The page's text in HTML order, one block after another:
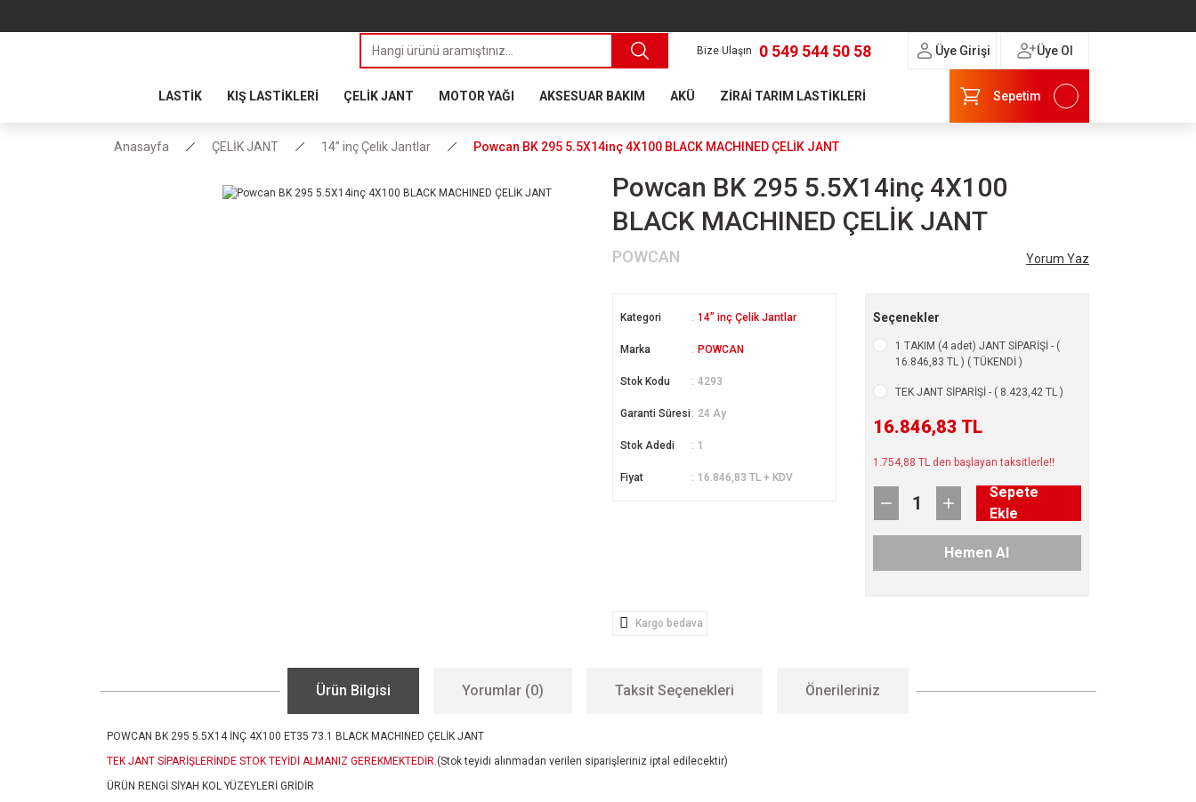
Bize Ulaşın 0 549 544 50 58 Üye Girişi Üye Ol
LASTİK KIŞ LASTİKLERİ ÇELİK JANT MOTOR YAĞI AKSESUAR BAKIM AKÜ ZİRAİ TARIM LASTİKLERİ Sepetim
Anasayfa ÇELİK JANT 14” inç Çelik Jantlar Powcan BK 295 5.5X14inç 4X100 BLACK MACHINED ÇELİK JANT
Powcan BK 295 5.5X14inç 4X100
BLACK MACHINED ÇELİK JANT
POWCAN Yorum Yaz
Kategori 14” inç Çelik Jantlar
Marka POWCAN
Stok Kodu 4293
Garanti Süresi 24 Ay
Stok Adedi 1
Fiyat 16.846,83 TL + KDV
Seçenekler
1 TAKIM (4 adet) JANT SİPARİŞİ - (
16.846,83 TL ) ( TÜKENDİ )
TEK JANT SİPARİŞİ - ( 8.423,42 TL )
16.846,83 TL
1.754,88 TL den başlayan taksitlerle!!
Sepete
Ekle
Hemen Al
Kargo bedava
Ürün Bilgisi Yorumlar (0) Taksit Seçenekleri Önerileriniz
POWCAN BK 295 5.5X14 İNÇ 4X100 ET35 73.1 BLACK MACHINED ÇELİK JANT
TEK JANT SİPARİŞLERİNDE STOK TEYİDİ ALMANIZ GEREKMEKTEDİR.(Stok teyidi alınmadan verilen siparişleriniz iptal edilecektir)
ÜRÜN RENGİ SİYAH KOL YÜZEYLERİ GRİDİR